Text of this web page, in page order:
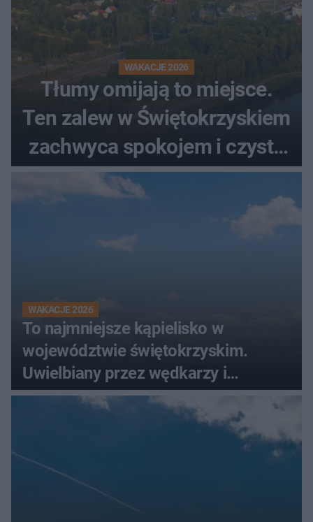
WAKACJE 2026
Tłumy omijają to miejsce.
Ten zalew w Świętokrzyskiem
zachwyca spokojem i czystą
wodą
WAKACJE 2026
To najmniejsze kąpielisko w
województwie świętokrzyskim.
Uwielbiany przez wędkarzy i
turystów